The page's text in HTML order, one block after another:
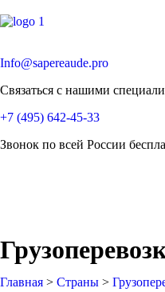
Info@sapereaude.pro
Связаться с нашими
+7 (495) 642-45-33
Звонок по всей России
Главная > Страны >